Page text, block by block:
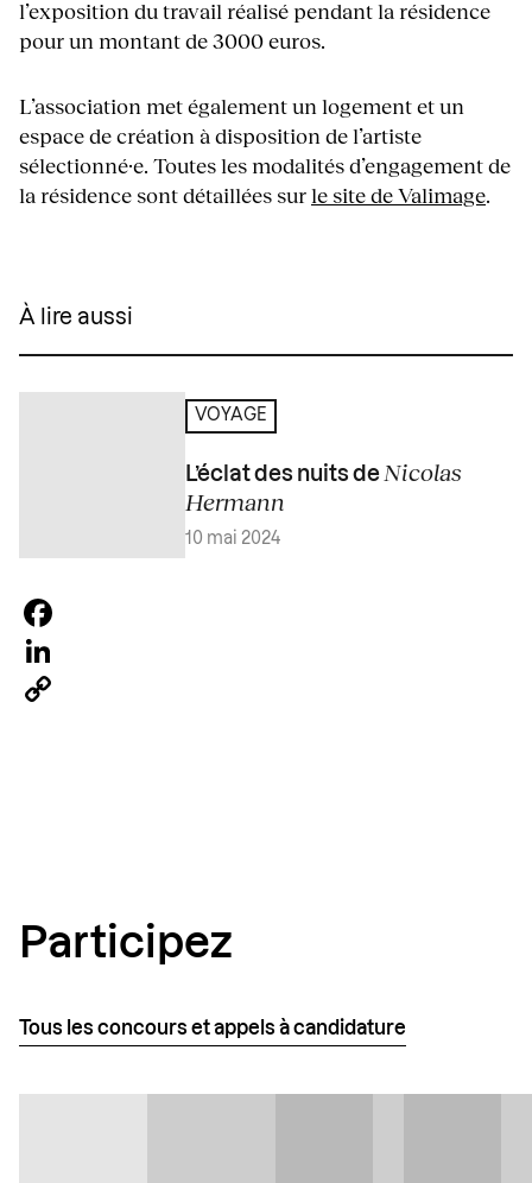
l’exposition du travail réalisé pendant la résidence
pour un montant de 3000 euros.
L’association met également un logement et un
espace de création à disposition de l’artiste
sélectionné·e. Toutes les modalités d’engagement de
la résidence sont détaillées surle site de Valimage.
À lire aussi
VOYAGE
L’éclat des nuits de Nicolas
Hermann
10 mai 2024
Facebook
LinkedIn
Participez
Tous les concours et appels à candidature